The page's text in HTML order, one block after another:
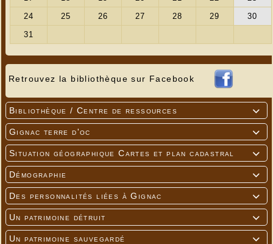
Retrouvez la bibliothèque sur Facebook

Bibliothèque / Centre de ressources

Gignac terre d'oc

Situation géographique Cartes et plan cadastral

Démographie

Des personnalités liées à Gignac

Un patrimoine détruit

Un patrimoine sauvegardé